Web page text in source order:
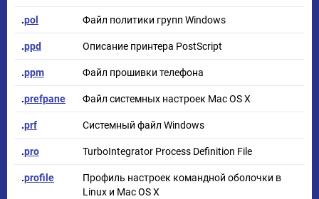
.pol Файл политики групп Windows
.ppd Описание принтера PostScript
.ppm Файл прошивки телефона
.prefpane Файл системных настроек Mac OS X
.prf Системный файл Windows
.pro TurboIntegrator Process Definition File
.profile
Профиль настроек командной оболочки в
Linux и Mac OS X